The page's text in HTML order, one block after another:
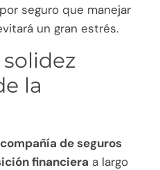
seguro que manejar
un gran estrés.
solidez
la
de seguros
financiera a largo